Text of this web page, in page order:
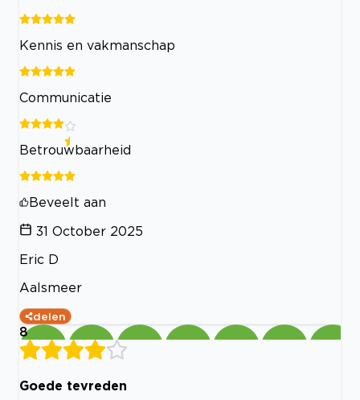
Kennis en vakmanschap
Communicatie
Betrouwbaarheid
Beveelt aan
31 October 2025
Eric D
Aalsmeer
delen
8
Goede tevreden